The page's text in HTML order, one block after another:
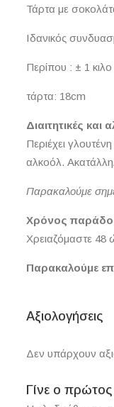
Τάρτα με
Ιδανικός
Περίπου : ± 1 κιλο
τάρτα: 18cm
Διαιτητικές και
Περιέχει
αλκοόλ.
Παρακαλούμε
Χρόνος
Χρειαζόμαστε 48
Παρακαλούμε
Αξιολογήσεις
Δεν υπάρχουν
Γίνε ο